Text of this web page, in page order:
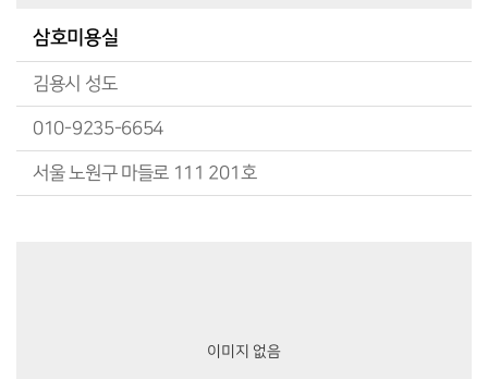
삼호미용실
김용시 성도
010-9235-6654
서울 노원구 마들로 111 201호
이미지 없음